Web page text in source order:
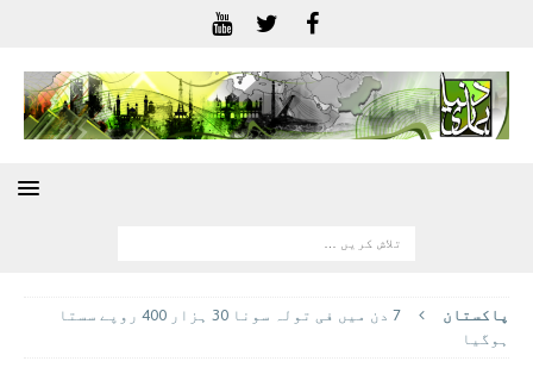
پاکستان
7 دن میں فی تولہ سونا 30 ہزار 400 روپے سستا
ہوگیا